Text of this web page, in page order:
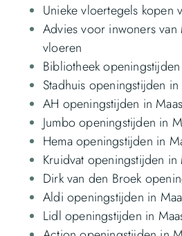
Unieke vloertegels kopen
Advies voor inwoners van
vloeren
Bibliotheek
Stadhuis openingstijden in
AH openingstijden in
Jumbo openingstijden in
Hema openingstijden in
Kruidvat openingstijden in
Dirk van den Broek
Aldi openingstijden in
Lidl openingstijden in